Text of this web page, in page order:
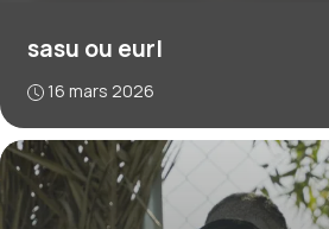
sasu ou eurl
16 mars 2026